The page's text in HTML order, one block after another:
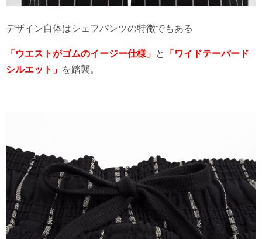
デザイン自体はシェフパンツの特徴でもある
「ウエストがゴムのイージー仕様」 と
「ワイドテーパード
シルエット」 を踏襲。